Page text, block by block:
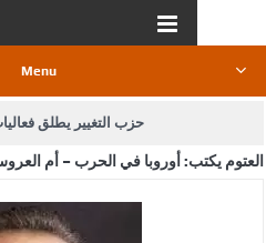
Menu
حزب التغيير يطلق
الجيش يفتح باب التجنيد لحملة
بيان اجتماع عمّان:دعم الوصاية
العتوم يكتب: أوروبا في الحرب – أم